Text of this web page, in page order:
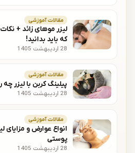
مقالات آموزشی
لیزر موهای زائد +
که باید بدانید!
28 اردیبهشت 1405
مقالات آموزشی
پیلینگ کربن با لیزر
28 اردیبهشت 1405
مقالات آموزشی
انواع عوارض و مزایای
پوستی
28 اردیبهشت 1405